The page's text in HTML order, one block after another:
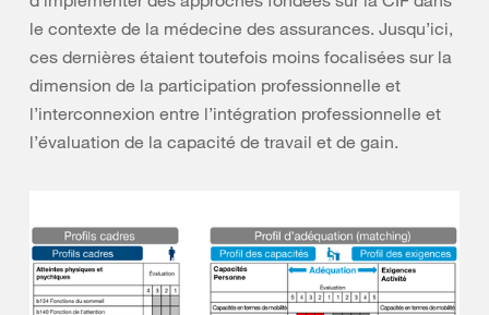
le contexte de la médecine des assurances. Jusqu’ici,
ces dernières étaient toutefois moins focalisées sur la
dimension de la participation professionnelle et
l’interconnexion entre l’intégration professionnelle et
l’évaluation de la capacité de travail et de gain.